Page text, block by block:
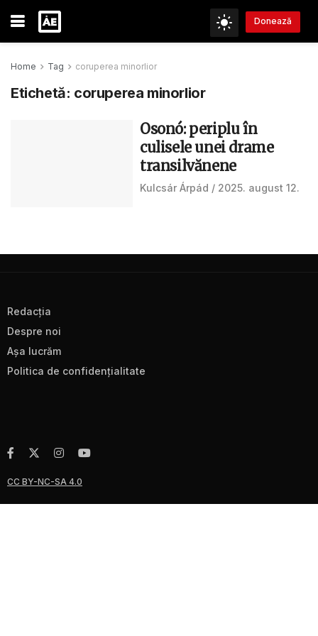
Donează
Home Tag coruperea minorlior
Etichetă: coruperea minorlior
Osonó: periplu în
culisele unei drame
transilvănene
Kulcsár Árpád 2025. august 12.
Redacţia
Despre noi
Aşa lucrăm
Politica de confidenţialitate
CC BY-NC-SA 4.0